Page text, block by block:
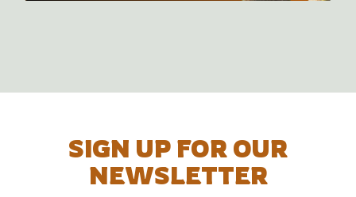
SIGN UP FOR OUR
NEWSLETTER